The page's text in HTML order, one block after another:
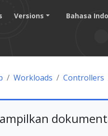
Versions Bahasa
Workloads Controllers